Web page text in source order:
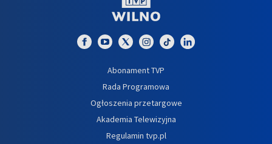
Abonament TVP
Rada Programowa
Ogłoszenia przetargowe
Akademia Telewizyjna
Regulamin tvp.pl